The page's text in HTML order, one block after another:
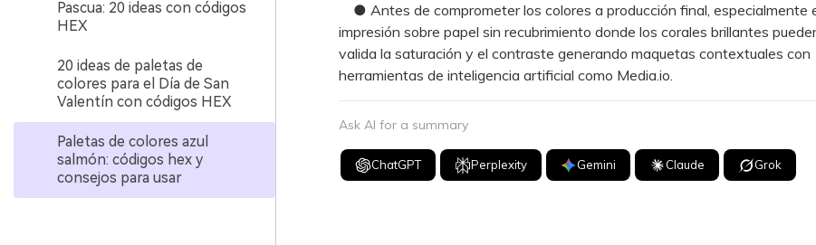
Pascua: 20 ideas con códigos
HEX
20 ideas de paletas de
colores para el Día de San
Valentín con códigos HEX
Paletas de colores azul
salmón: códigos hex y
consejos para usar
● Antes de comprometer los colores a producción final, especialmente
impresión sobre papel sin recubrimiento donde los corales brillantes
valida la saturación y el contraste generando maquetas contextuales con
herramientas de inteligencia artificial como Media.io.
Ask AI for a summary
ChatGPT Perplexity Gemini Claude Grok